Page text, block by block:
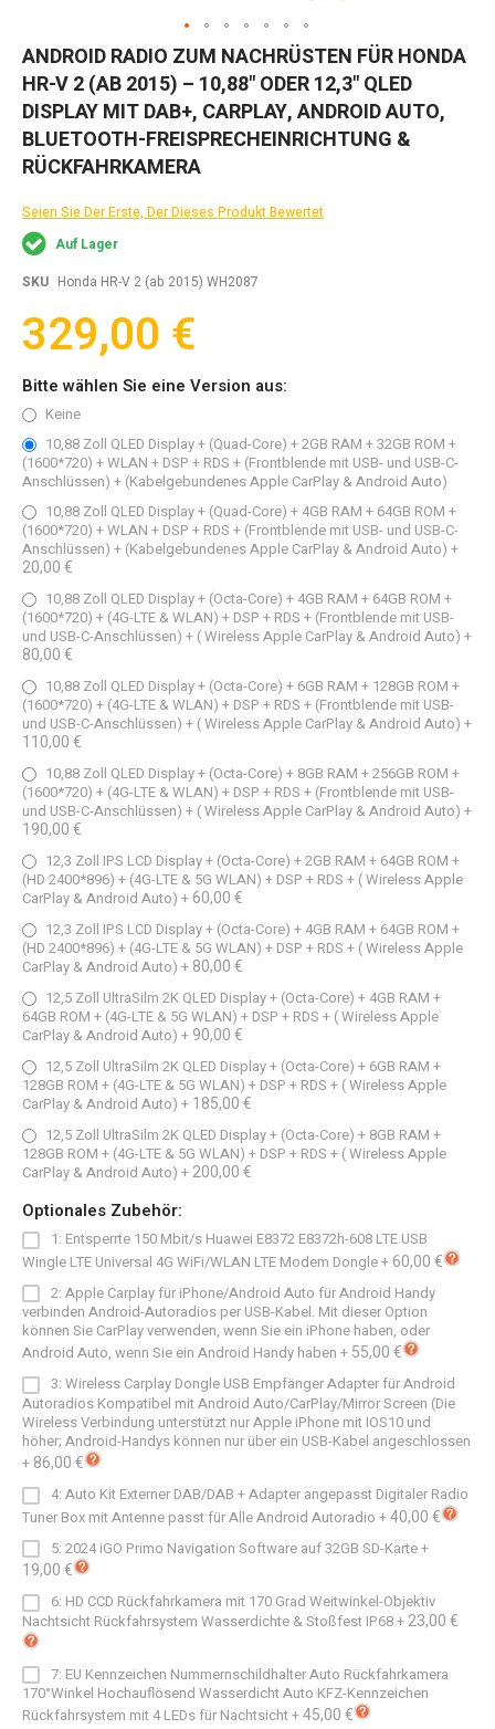
Zum
der
Bildgalerie
springen
ANDROID RADIO ZUM NACHRÜSTEN FÜR HONDA
HR-V 2 (AB 2015) – 10,88" ODER 12,3" QLED
DISPLAY MIT DAB+, CARPLAY, ANDROID AUTO,
BLUETOOTH-FREISPRECHEINRICHTUNG &
RÜCKFAHRKAMERA
Seien Sie Der Erste, Der Dieses Produkt Bewertet
Auf Lager
SKU Honda HR-V 2 (ab 2015) WH2087
329,00 €
Bitte wählen Sie eine Version aus:
Keine
10,88 Zoll QLED Display + (Quad-Core) + 2GB RAM + 32GB ROM +
(1600*720) + WLAN + DSP + RDS + (Frontblende mit USB- und USB-C-
Anschlüssen) + (Kabelgebundenes Apple CarPlay & Android Auto)
10,88 Zoll QLED Display + (Quad-Core) + 4GB RAM + 64GB ROM +
(1600*720) + WLAN + DSP + RDS + (Frontblende mit USB- und USB-C-
Anschlüssen) + (Kabelgebundenes Apple CarPlay & Android Auto) +
20,00 €
10,88 Zoll QLED Display + (Octa-Core) + 4GB RAM + 64GB ROM +
(1600*720) + (4G-LTE & WLAN) + DSP + RDS + (Frontblende mit USB-
und USB-C-Anschlüssen) + ( Wireless Apple CarPlay & Android Auto) +
80,00 €
10,88 Zoll QLED Display + (Octa-Core) + 6GB RAM + 128GB ROM +
(1600*720) + (4G-LTE & WLAN) + DSP + RDS + (Frontblende mit USB-
und USB-C-Anschlüssen) + ( Wireless Apple CarPlay & Android Auto) +
110,00 €
10,88 Zoll QLED Display + (Octa-Core) + 8GB RAM + 256GB ROM +
(1600*720) + (4G-LTE & WLAN) + DSP + RDS + (Frontblende mit USB-
und USB-C-Anschlüssen) + ( Wireless Apple CarPlay & Android Auto) +
190,00 €
12,3 Zoll IPS LCD Display + (Octa-Core) + 2GB RAM + 64GB ROM +
(HD 2400*896) + (4G-LTE & 5G WLAN) + DSP + RDS + ( Wireless Apple
CarPlay & Android Auto) +60,00 €
12,3 Zoll IPS LCD Display + (Octa-Core) + 4GB RAM + 64GB ROM +
(HD 2400*896) + (4G-LTE & 5G WLAN) + DSP + RDS + ( Wireless Apple
CarPlay & Android Auto) + 80,00 €
12,5 Zoll UltraSilm 2K QLED Display + (Octa-Core) + 4GB RAM +
64GB ROM + (4G-LTE & 5G WLAN) + DSP + RDS + ( Wireless Apple
CarPlay & Android Auto) + 90,00 €
12,5 Zoll UltraSilm 2K QLED Display + (Octa-Core) + 6GB RAM +
128GB ROM + (4G-LTE & 5G WLAN) + DSP + RDS + ( Wireless Apple
CarPlay & Android Auto) + 185,00 €
12,5 Zoll UltraSilm 2K QLED Display + (Octa-Core) + 8GB RAM +
128GB ROM + (4G-LTE & 5G WLAN) + DSP + RDS + ( Wireless Apple
CarPlay & Android Auto) +200,00 €
Optionales Zubehör:
1: Entsperrte 150 Mbit/s Huawei E8372 E8372h-608 LTE USB
Wingle LTE Universal 4G WiFi/WLAN LTE Modem Dongle+60,00 €
2: Apple Carplay für iPhone/Android Auto für Android Handy
verbinden Android-Autoradios per USB-Kabel. Mit dieser Option
können Sie CarPlay verwenden, wenn Sie ein iPhone haben, oder
Android Auto, wenn Sie ein Android Handy haben + 55,00 €
3: Wireless Carplay Dongle USB Empfänger Adapter für Android
Autoradios Kompatibel mit Android Auto/CarPlay/Mirror Screen (Die
Wireless Verbindung unterstützt nur Apple iPhone mit IOS10 und
höher; Android-Handys können nur über ein USB-Kabel angeschlossen
+ 86,00 €
4: Auto Kit Externer DAB/DAB + Adapter angepasst Digitaler Radio
Tuner Box mit Antenne passt für Alle Android Autoradio +40,00 €
5: 2024 iGO Primo Navigation Software auf 32GB SD-Karte+
19,00 €
6: HD CCD Rückfahrkamera mit 170 Grad Weitwinkel-Objektiv
Nachtsicht Rückfahrsystem Wasserdichte & Stoßfest IP68+23,00 €
7: EU Kennzeichen Nummernschildhalter Auto Rückfahrkamera
170°Winkel Hochauflösend Wasserdicht Auto KFZ-Kennzeichen
Rückfahrsystem mit 4 LEDs für Nachtsicht+45,00 €